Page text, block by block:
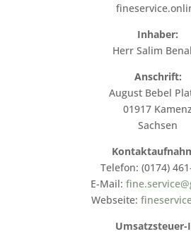
Inhaber:
Herr Salim
Anschrift:
August Bebel
01917 Kamenz
Sachsen
Telefon: (0174)
E-Mail:
Webseite:
Umsatzsteuer-